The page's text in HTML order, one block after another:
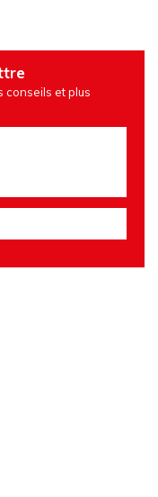
conseils et plus